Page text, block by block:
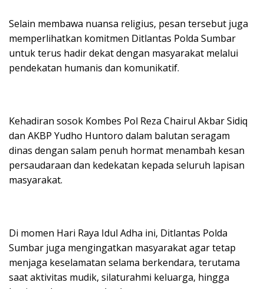
Selain membawa nuansa religius, pesan tersebut juga
memperlihatkan komitmen Ditlantas Polda Sumbar
untuk terus hadir dekat dengan masyarakat melalui
pendekatan humanis dan komunikatif.
Kehadiran sosok Kombes Pol Reza Chairul Akbar Sidiq
dan AKBP Yudho Huntoro dalam balutan seragam
dinas dengan salam penuh hormat menambah kesan
persaudaraan dan kedekatan kepada seluruh lapisan
masyarakat.
Di momen Hari Raya Idul Adha ini, Ditlantas Polda
Sumbar juga mengingatkan masyarakat agar tetap
menjaga keselamatan selama berkendara, terutama
saat aktivitas mudik, silaturahmi keluarga, hingga